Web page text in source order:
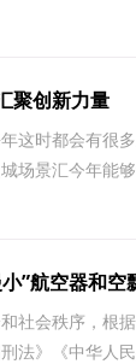
，&ldquo;头雁
聚创新力量
时都会有很
场景汇今年能
够尽快出现在老
”航空器和空
会秩序，根据
法》《中华人